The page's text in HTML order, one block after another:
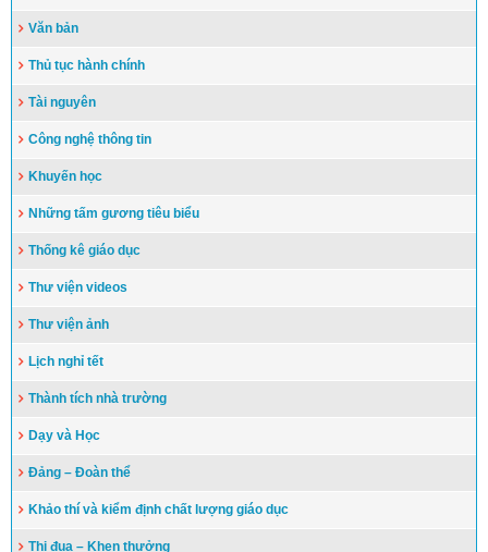
Văn bản
Thủ tục hành chính
Tài nguyên
Công nghệ thông tin
Khuyến học
Những tấm gương tiêu biểu
Thống kê giáo dục
Thư viện videos
Thư viện ảnh
Lịch nghỉ tết
Thành tích nhà trường
Dạy và Học
Đảng – Đoàn thể
Khảo thí và kiểm định chất lượng giáo dục
Thi đua – Khen thưởng